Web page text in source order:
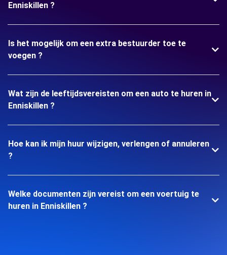
Enniskillen ?
Is het mogelijk om een extra bestuurder toe te
voegen ?
Wat zijn de leeftijdsvereisten om een auto te huren in
Enniskillen ?
Hoe kan ik mijn huur wijzigen, verlengen of annuleren
?
Welke documenten zijn vereist om een voertuig te
huren in Enniskillen ?